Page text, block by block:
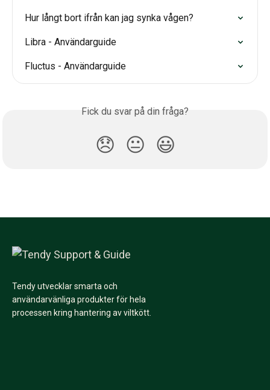
Hur långt bort ifrån kan jag synka vågen?
Libra - Användarguide
Fluctus - Användarguide
Fick du svar på din fråga?
😞 😐 😃
Tendy utvecklar smarta och
användarvänliga produkter för hela
processen kring hantering av viltkött.